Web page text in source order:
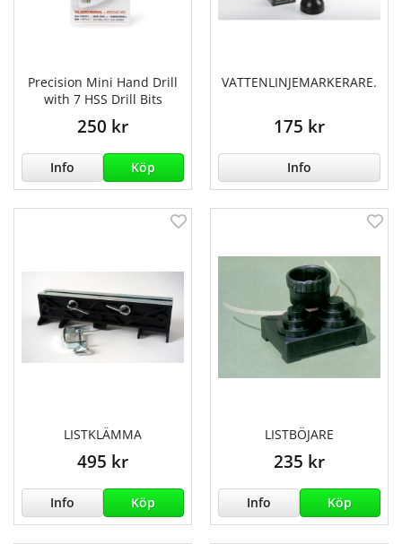
Precision Mini Hand Drill
with 7 HSS Drill Bits
250 kr
Info Köp
VATTENLINJEMARKERARE.
175 kr
Info
LISTKLÄMMA
495 kr
Info Köp
LISTBÖJARE
235 kr
Info Köp